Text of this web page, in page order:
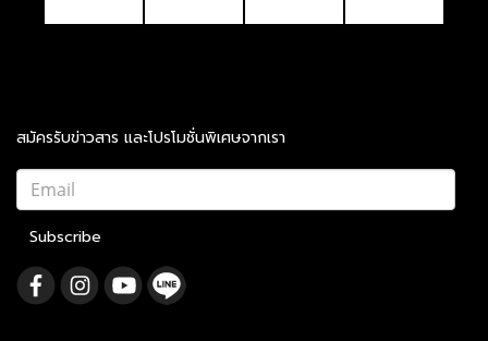
สมัครรับข่าวสาร และโปรโมชั่นพิเศษจากเรา
Subscribe